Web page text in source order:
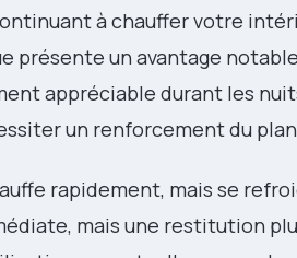
à chauffer votre
présente un avantage
appréciable durant les
un renforcement du
rapidement, mais se
mais une restitution